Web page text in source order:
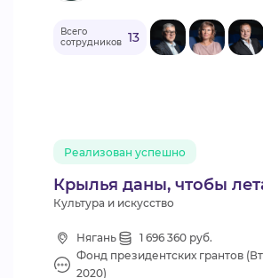
Всего
сотрудников 13
Крылья даны, чтобы
Реализован успешно
Культура и искусство
Нягань
1 696 360 руб.
Фонд президентских грантов
2020)